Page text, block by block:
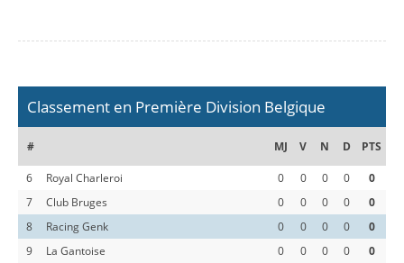
Classement en Première Division Belgique
# MJ V N D PTS
6 Royal Charleroi 0 0 0 0
0
7
Club Bruges 0 0 0 0
0
8
Racing Genk 0 0 0 0
0
9
La Gantoise 0 0 0 0 0